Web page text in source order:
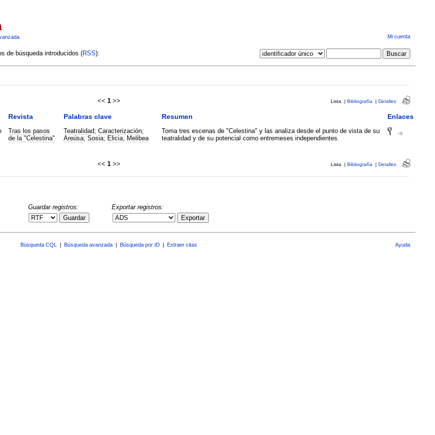
Mi cuenta
de búsqueda introducidos (RSS):
<< 1 >> Lista | Bibliografía | Detalles
Revista Palabras clave Resumen Enlaces
Tras los pasos
de la "Celestina"
Teatralidad; Caracterización;
Areúsa; Sosia; Elicia; Melibea
Toma tres escenas de "Celestina" y las analiza desde el punto de vista de su
teatralidad y de su potencial como entremeses independientes.
<< 1 >> Lista | Bibliografía | Detalles
Guardar registros:
Guardar
Exportar registros:
Exportar
Búsqueda CQL Búsqueda avanzada Búsqueda por ID Extraer citas Ayuda